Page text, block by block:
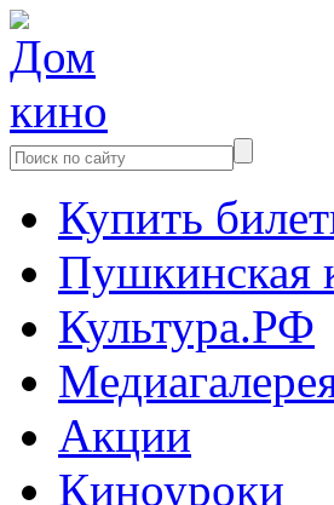
Купить
Пушкинская
Культура.РФ
Акции
Киноуроки